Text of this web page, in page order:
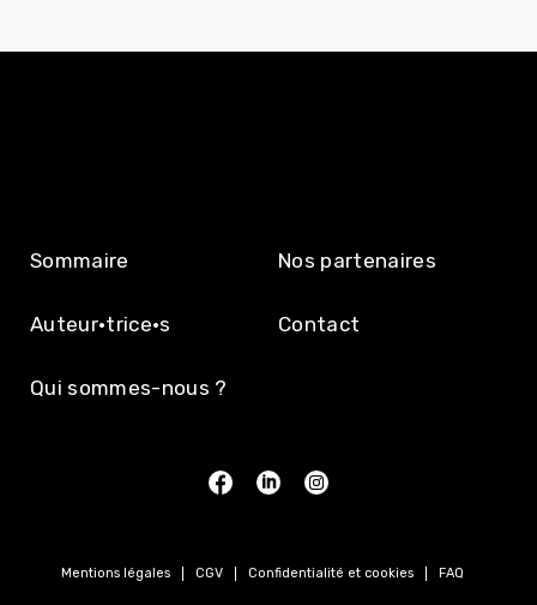
Sommaire
Auteur·trice·s
Qui sommes-nous ?
Nos partenaires
Contact
Mentions légales CGV Confidentialité et cookies FAQ